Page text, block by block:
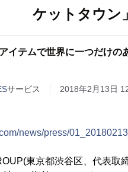
ケットタウン
イテムで世界に一つだけ
サービス 2018年2月13日
news/press/
東京都渋谷区、代表取